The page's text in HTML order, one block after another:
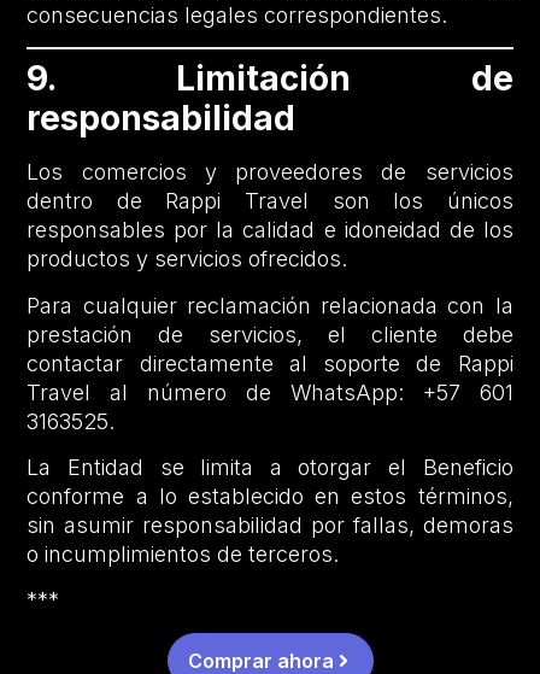
consecuencias legales correspondientes.
9. Limitación de
responsabilidad
Los comercios y proveedores de servicios
dentro de Rappi Travel son los únicos
responsables por la calidad e idoneidad de los
productos y servicios ofrecidos.
Para cualquier reclamación relacionada con la
prestación de servicios, el cliente debe
contactar directamente al soporte de Rappi
Travel al número de WhatsApp: +57 601
3163525.
La Entidad se limita a otorgar el Beneficio
conforme a lo establecido en estos términos,
sin asumir responsabilidad por fallas, demoras
o incumplimientos de terceros.
***
Comprar ahora